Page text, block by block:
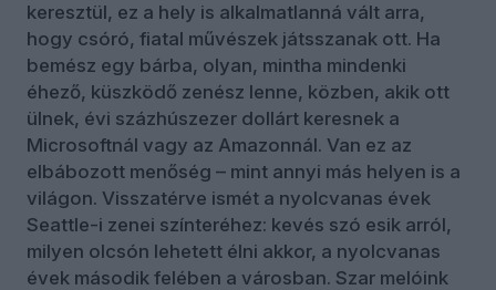
keresztül, ez a hely is alkalmatlanná vált arra,
hogy csóró, fiatal művészek játsszanak ott. Ha
bemész egy bárba, olyan, mintha mindenki
éhező, küszködő zenész lenne, közben, akik ott
ülnek, évi százhúszezer dollárt keresnek a
Microsoftnál vagy az Amazonnál. Van ez az
elbábozott menőség – mint annyi más helyen is a
világon. Visszatérve ismét a nyolcvanas évek
Seattle-i zenei színteréhez: kevés szó esik arról,
milyen olcsón lehetett élni akkor, a nyolcvanas
évek második felében a városban. Szar melóink